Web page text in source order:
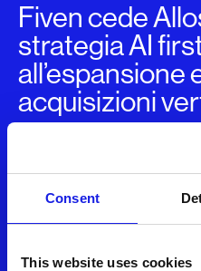
Consent
This website uses cookies
Fiven cede
strategia AI
all’espansione
acquisizioni
Fiven punta
artificiale e
l'espansione